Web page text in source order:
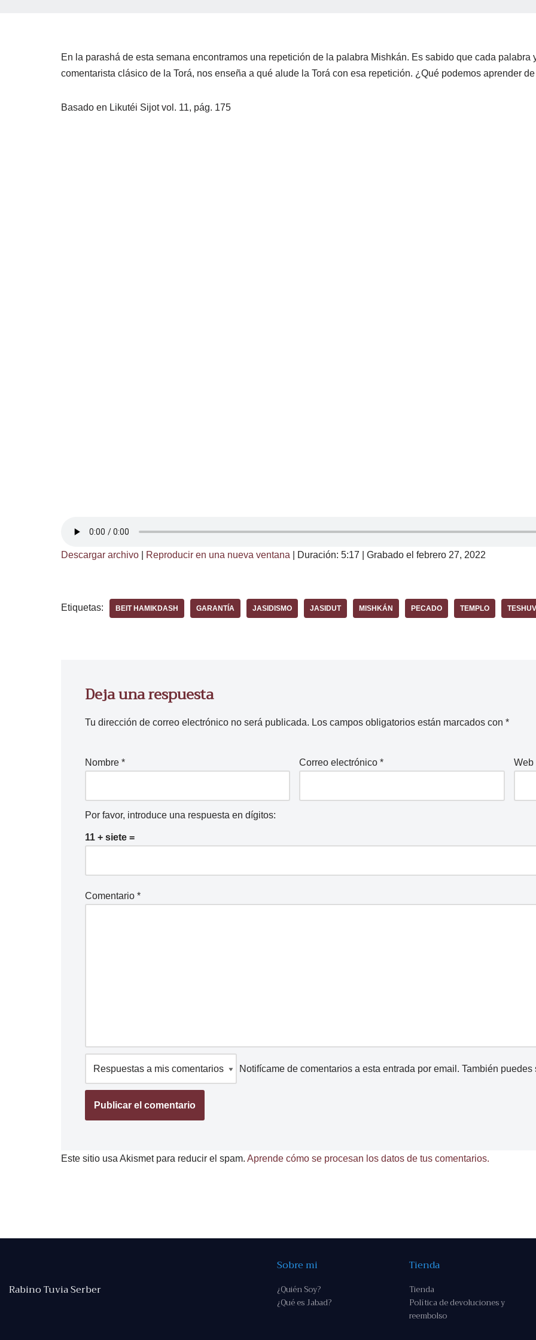
En la parashá de esta semana encontramos una repetición de la palabra Mishkán. Es sabido que cada palabra
comentarista clásico de la Torá, nos enseña a qué alude la Torá con esa repetición. ¿Qué podemos aprender
Basado en Likutéi Sijot vol. 11, pág. 175
Descargar archivo Reproducir en una nueva ventana Duración: 5:17 Grabado el febrero 27, 2022
Etiquetas: BEIT HAMIKDASH GARANTÍA JASIDISMO JASIDUT MISHKÁN PECADO TEMPLO
Deja una respuesta
Tu dirección de correo electrónico no será publicada. Los campos obligatorios están marcados con *
Nombre * Correo electrónico* Web
Por favor, introduce una respuesta en dígitos:
11 + siete =
Comentario *
Notifícame de comentarios a esta entrada por email. También puedes
Este sitio usa Akismet para reducir el spam. Aprende cómo se procesan los datos de tus comentarios.
Rabino Tuvia Serber
Sobre mi
¿Quién Soy?
¿Qué es Jabad?
Tienda
Tienda
Política de devoluciones y
reembolso